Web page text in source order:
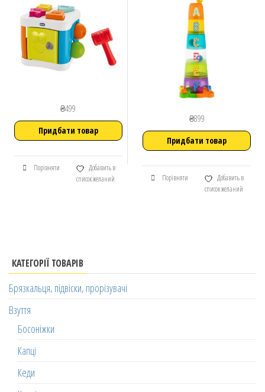
₴499
Придбати товар
Порівняти
Добавить в
список желаний
₴899
Придбати товар
Порівняти
Добавить в
список желаний
КАТЕГОРІЇ ТОВАРІВ
Брязкальця, підвіски, прорізувачі
Взуття
Босоніжки
Капці
Кеди